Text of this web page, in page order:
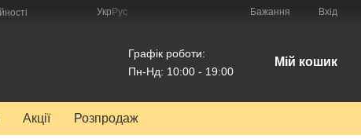
Укр Рус Бажання Вхід
Графік роботи:
Пн-Нд: 10:00 - 19:00
Мій кошик
Акції Розпродаж